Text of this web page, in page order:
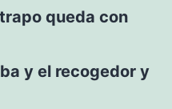
queda con
y el recogedor y